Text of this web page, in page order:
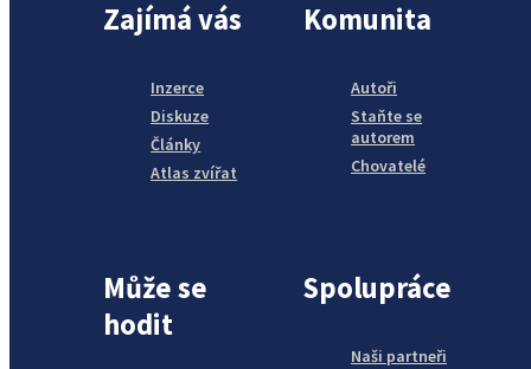
Zajímá vás
Inzerce
Diskuze
Články
Atlas zvířat
Komunita
Autoři
Staňte se
autorem
Chovatelé
Může se
hodit
Spolupráce
Naši partneři